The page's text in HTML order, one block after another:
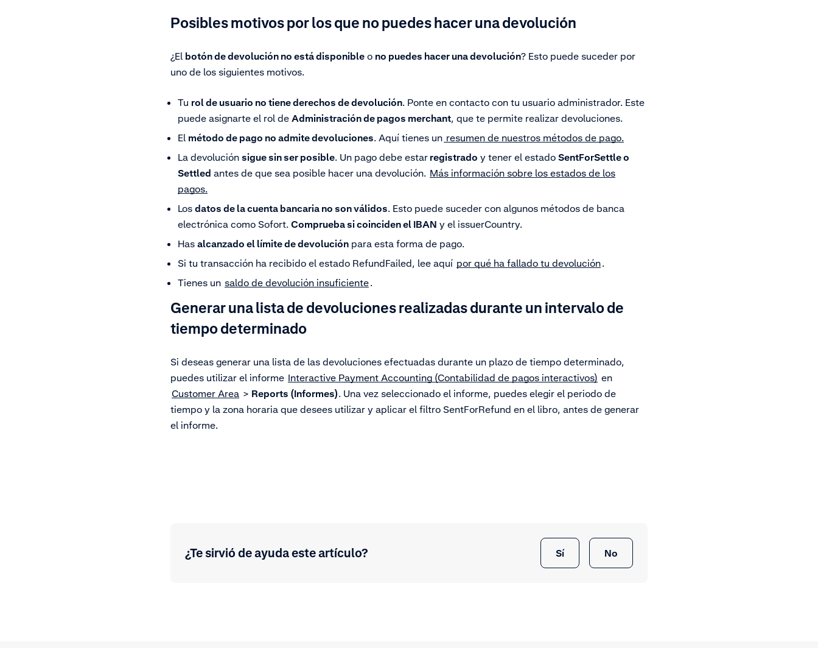
Posibles motivos por los que no puedes hacer una devolución
¿El botón de devolución no está disponible o no puedes hacer una devolución? Esto puede suceder por
uno de los siguientes motivos.
Tu rol de usuario no tiene derechos de devolución. Ponte en contacto con tu usuario administrador. Este
puede asignarte el rol de Administración de pagos merchant, que te permite realizar devoluciones.
El método de pago no admite devoluciones. Aquí tienes un resumen de nuestros métodos de pago.
La devolución sigue sin ser posible. Un pago debe estar registrado y tener el estado SentForSettle o
Settled antes de que sea posible hacer una devolución. Más información sobre los estados de los
pagos.
Los datos de la cuenta bancaria no son válidos. Esto puede suceder con algunos métodos de banca
electrónica como Sofort. Comprueba si coinciden el IBAN y el issuerCountry.
Has alcanzado el límite de devolución para esta forma de pago.
Si tu transacción ha recibido el estado RefundFailed, lee aquí por qué ha fallado tu devolución.
Tienes un saldo de devolución insuficiente.
Generar una lista de devoluciones realizadas durante un intervalo de
tiempo determinado
Si deseas generar una lista de las devoluciones efectuadas durante un plazo de tiempo determinado,
puedes utilizar el informe Interactive Payment Accounting (Contabilidad de pagos interactivos) en
Customer Area > Reports (Informes). Una vez seleccionado el informe, puedes elegir el periodo de
tiempo y la zona horaria que desees utilizar y aplicar el filtro SentForRefund en el libro, antes de generar
el informe.
¿Te sirvió de ayuda este artículo? Sí No